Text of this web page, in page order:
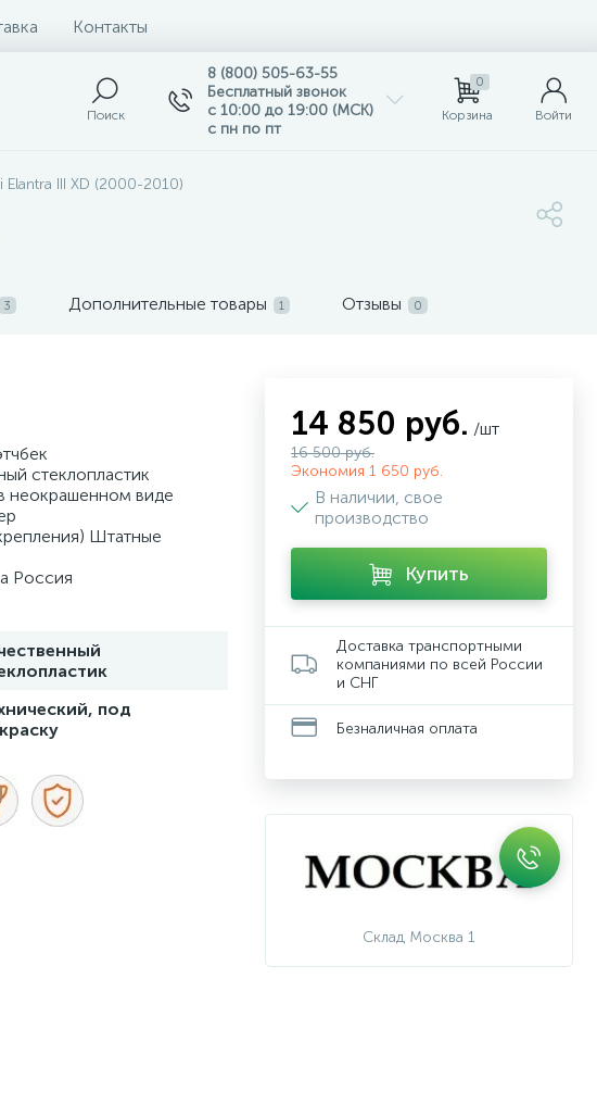
Контакты
Поиск
8 (800) 505-63-55
Бесплатный звонок
с 10:00 до 19:00 (МСК)
с пн по пт
0
Корзина Войти
III XD (2000-2010)
3 Дополнительные товары 1 Отзывы 0
стеклопластик
неокрашенном виде
Штатные
Россия
под
14 850 руб. /шт
16 500 руб.
Экономия 1 650 руб.
В наличии, свое
производство
Купить
Доставка транспортными
компаниями по всей России
и СНГ
Безналичная оплата
Склад Москва 1